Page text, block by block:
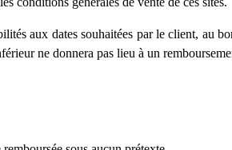
aux dates souhaitées par le client, au
ne donnera pas lieu à un